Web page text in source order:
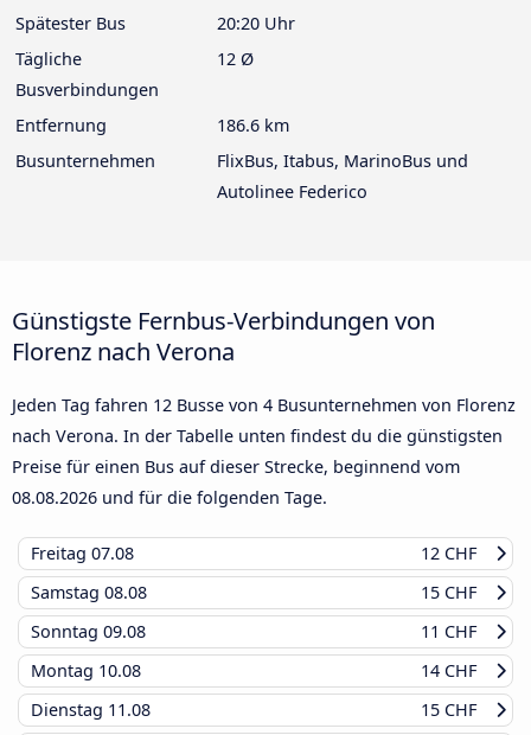
Spätester Bus
20:20 Uhr
Tägliche
Busverbindungen
12 Ø
Entfernung
186.6 km
Busunternehmen
FlixBus, Itabus, MarinoBus und
Autolinee Federico
Günstigste Fernbus-Verbindungen von
Florenz nach Verona
Jeden Tag fahren 12 Busse von 4 Busunternehmen von Florenz
nach Verona. In der Tabelle unten findest du die günstigsten
Preise für einen Bus auf dieser Strecke, beginnend vom
08.08.2026 und für die folgenden Tage.
Freitag 07.08
12 CHF
Samstag 08.08
15 CHF
Sonntag 09.08
11 CHF
Montag 10.08
14 CHF
Dienstag 11.08
15 CHF